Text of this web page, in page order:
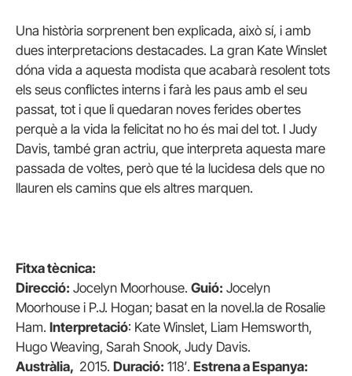
Una història sorprenent ben explicada, això sí, i amb
dues interpretacions destacades. La gran Kate Winslet
dóna vida a aquesta modista que acabarà resolent tots
els seus conflictes interns i farà les paus amb el seu
passat, tot i que li quedaran noves ferides obertes
perquè a la vida la felicitat no ho és mai del tot. I Judy
Davis, també gran actriu, que interpreta aquesta mare
passada de voltes, però que té la lucidesa dels que no
llauren els camins que els altres marquen.
Fitxa tècnica:
Direcció: Jocelyn Moorhouse. Guió: Jocelyn
Moorhouse i P.J. Hogan; basat en la novel.la de Rosalie
Ham. Interpretació: Kate Winslet, Liam Hemsworth,
Hugo Weaving, Sarah Snook, Judy Davis.
Austràlia, 2015. Duració: 118′. Estrena a Espanya: